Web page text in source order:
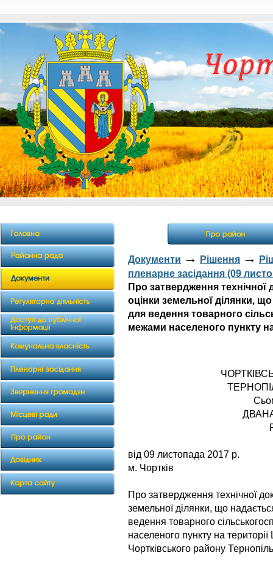
Документи → Рішення →
пленарне засідання (09
Про затвердження технічної
оцінки земельної ділянки,
для ведення товарного
межами населеного пункту
від 09
м. Чортків
Про затвердження технічної
земельної ділянки, що
ведення товарного
населеного пункту на
Чортківського району